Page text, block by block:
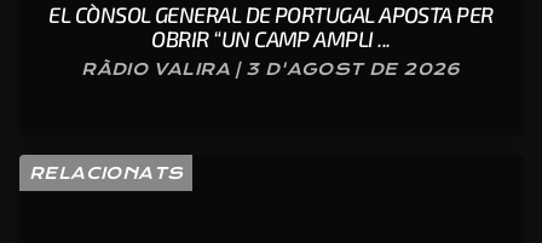
EL CÒNSOL GENERAL DE PORTUGAL APOSTA PER
OBRIR “UN CAMP AMPLI ...
RÀDIO VALIRA | 3 D'AGOST DE 2026
RELACIONATS